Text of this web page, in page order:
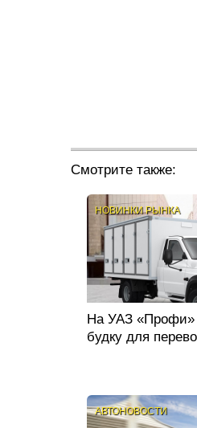
Смотрите также:
НОВИНКИ РЫНКА
На УАЗ «Профи»
будку для
АВТОНОВОСТИ